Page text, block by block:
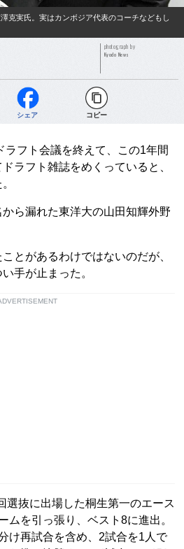
克実氏。実はカンボジア代表のコーチなどもし
photograph by
Kyodo News
シェア コピー
フト会議を終えて、この1年間
ラフト雑誌をめくっていると、
ら漏れた東洋大の山田知輝外野
とがあるわけではないのだが、
手が止まった。
抜に出場した桐生第一のエース
ムを引っ張り、ベスト8に進出。
け再試合を含め、2試合を1人で